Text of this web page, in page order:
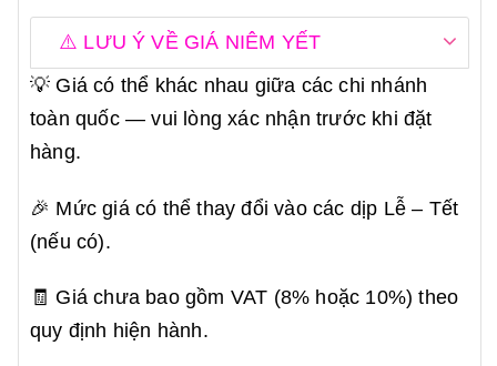
⚠️ LƯU Ý VỀ GIÁ NIÊM YẾT
💡 Giá có thể khác nhau giữa các chi nhánh
toàn quốc — vui lòng xác nhận trước khi đặt
hàng.
🎉 Mức giá có thể thay đổi vào các dịp Lễ – Tết
(nếu có).
🧾 Giá chưa bao gồm VAT (8% hoặc 10%) theo
quy định hiện hành.